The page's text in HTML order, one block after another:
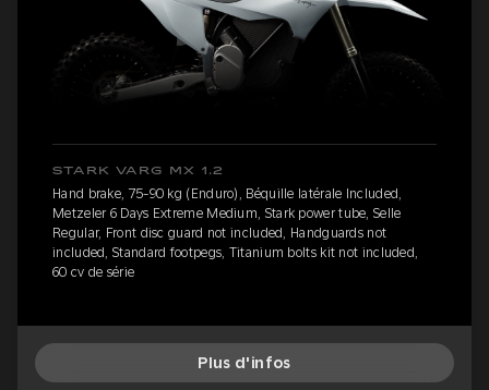
STARK VARG MX 1.2
Hand brake, 75-90 kg (Enduro), Béquille latérale Included,
Metzeler 6 Days Extreme Medium, Stark power tube, Selle
Regular, Front disc guard not included, Handguards not
included, Standard footpegs, Titanium bolts kit not included,
60 cv de série
Plus d'infos